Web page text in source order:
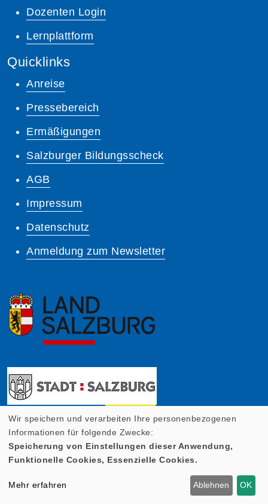
Dozenten Login
Lernplattform
Quicklinks
Anreise
Pressebereich
Ermäßigungen
Salzburger Bildungsscheck
AGB
Impressum
Datenschutz
Anmeldung zum Newsletter
Wir speichern und verarbeiten Ihre personenbezogenen
Informationen für folgende Zwecke:
Speicherung von Einstellungen dieser Anwendung,
Funktionelle Cookies, Essenzielle Cookies.
Mehr erfahren Ablehnen OK